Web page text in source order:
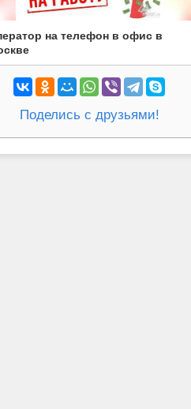
на телефон в офис в
Поделись с друзьями!